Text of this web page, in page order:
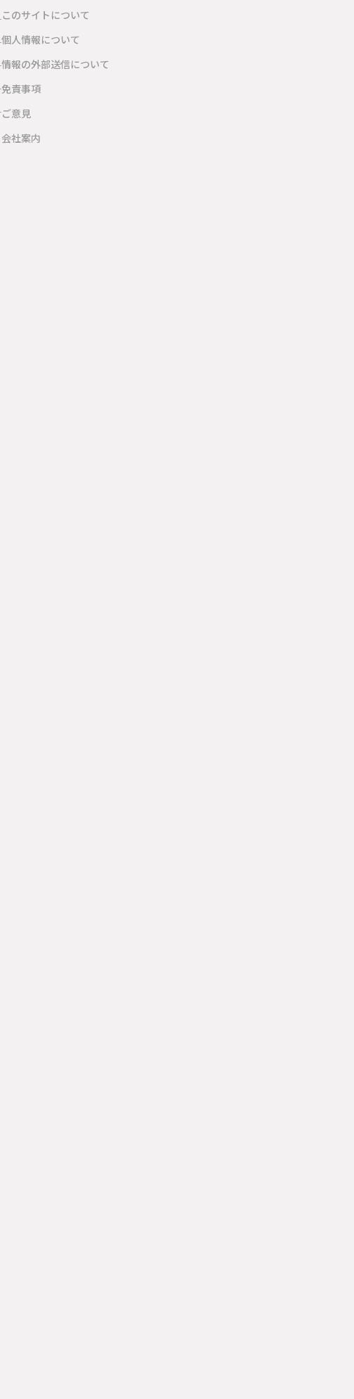
このサイトについて
個人情報について
情報の外部送信について
免責事項
ご意見
会社案内